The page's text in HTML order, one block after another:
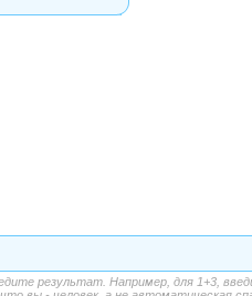
результат. Например, для 1+3,